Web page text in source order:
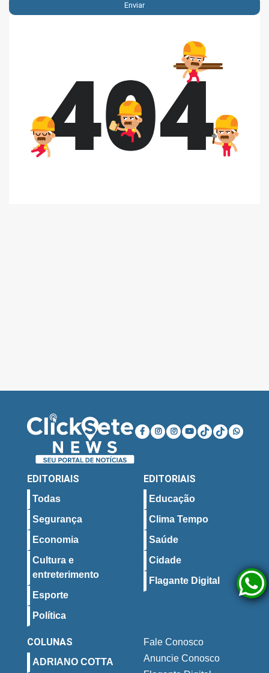
Enviar
EDITORIAIS
Todas
Segurança
Economia
Cultura e
entreterimento
Esporte
Política
EDITORIAIS
Educação
Clima Tempo
Saúde
Cidade
Flagante Digital
COLUNAS
ADRIANO COTTA
Fale Conosco
Anuncie Conosco